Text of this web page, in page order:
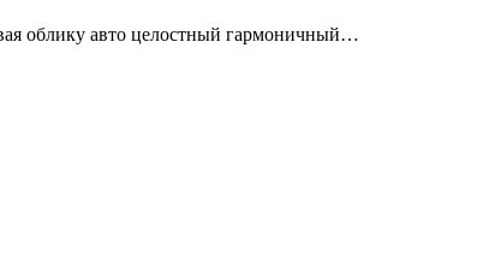
облику авто целостный гармоничный…